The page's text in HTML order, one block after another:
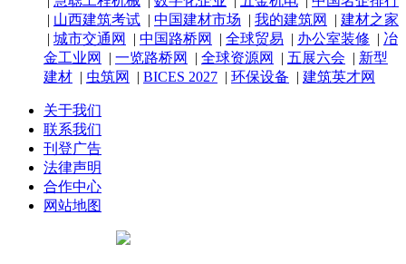
| 山西建筑考试 | 中国建材市场 | 我的建筑网 | 建材之家
| 城市交通网 | 中国路桥网 | 全球贸易 | 办公室装修 | 冶
金工业网
| 一览路桥网 | 全球资源网 | 五展六会 | 新型
建材 | 虫筑网 | BICES 2027 | 环保设备 | 建筑英才网
关于我们
联系我们
刊登广告
法律声明
合作中心
网站地图